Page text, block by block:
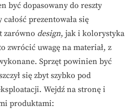
być dopasowany do reszty
prezentowała się
zarówno design, jak i kolorystyka
zwrócić uwagę na materiał, z
Sprzęt powinien być
się zbyt szybko pod
Wejdź na stronę i
produktami: